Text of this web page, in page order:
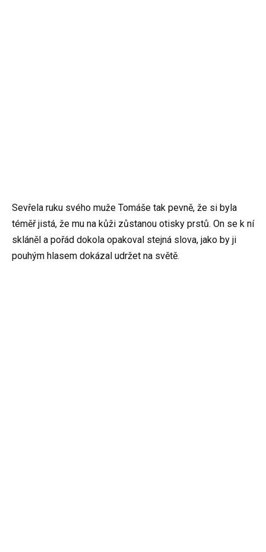
Sevřela ruku svého muže Tomáše tak pevně, že si byla
téměř jistá, že mu na kůži zůstanou otisky prstů. On se k ní
skláněl a pořád dokola opakoval stejná slova, jako by ji
pouhým hlasem dokázal udržet na světě.